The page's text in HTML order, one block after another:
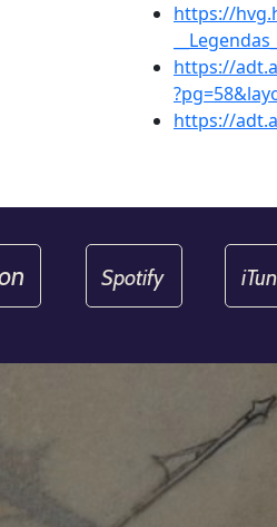
https://
https://
https://
Spotify